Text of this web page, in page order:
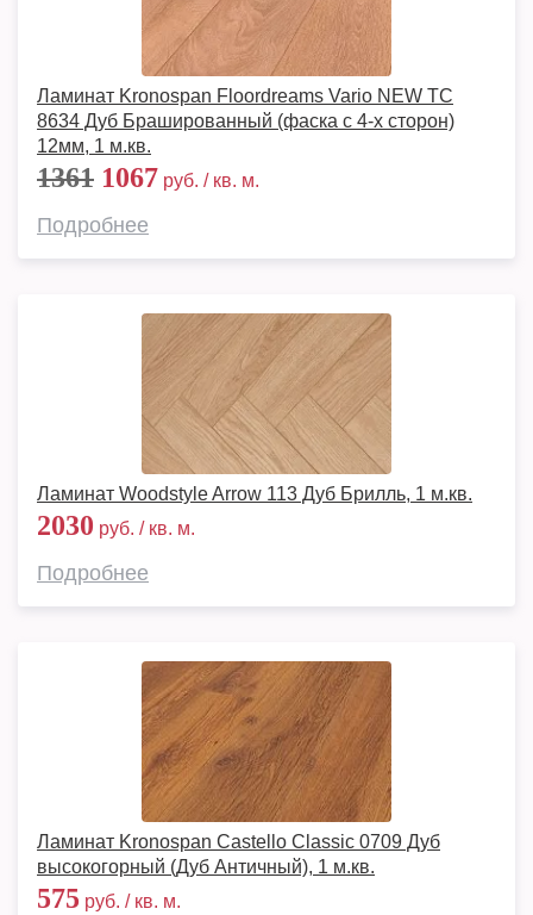
Ламинат Kronospan Floordreams Vario NEW TC
8634 Дуб Брашированный (фаска с 4-х сторон)
12мм, 1 м.кв.
1361 1067 руб. / кв. м.
Подробнее
Ламинат Woodstyle Arrow 113 Дуб Брилль, 1 м.кв.
2030 руб. / кв. м.
Подробнее
Ламинат Kronospan Castello Classic 0709 Дуб
высокогорный (Дуб Античный), 1 м.кв.
575 руб. / кв. м.